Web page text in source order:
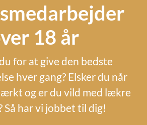
18 år
for at give den bedste
hver gang? Elsker du når
og er du vild med lækre
Så har vi jobbet til dig!